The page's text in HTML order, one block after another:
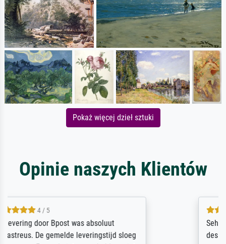
Pokaż więcej dzieł sztuki
Opinie naszych Klientów
Sehr gute Qualität des Leinwanddrucks und
des Rahmens! Unser Bild wurde sehr